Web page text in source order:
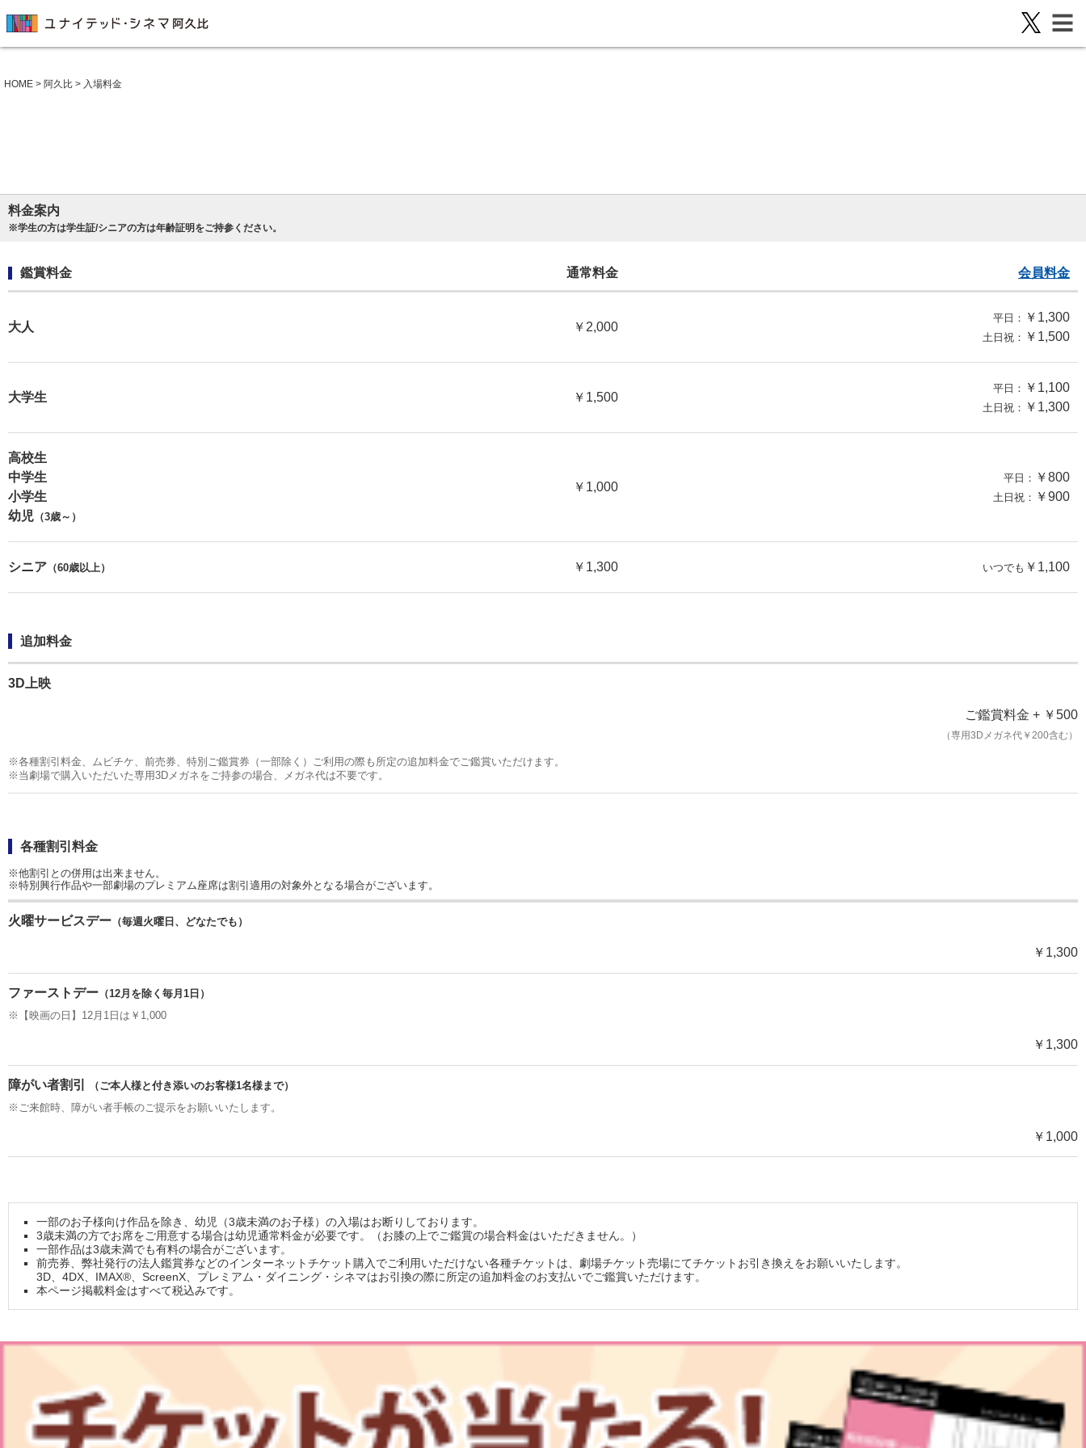
HOME > 阿久比 > 入場料金
料金案内
※学生の方は学生証/シニアの方は年齢証明をご持参ください。
鑑賞料金 通常料金 会員料金
大人 ￥2,000
平日： ￥1,300
土日祝： ￥1,500
大学生 ￥1,500
平日： ￥1,100
土日祝： ￥1,300
高校生
中学生
小学生
幼児 （3歳～）
￥1,000
平日： ￥800
土日祝： ￥900
シニア （60歳以上） ￥1,300 いつでも ￥1,100
追加料金
3D上映
ご鑑賞料金 + ￥500
（専用3Dメガネ代￥200含む）
※各種割引料金、ムビチケ、前売券、特別ご鑑賞券（一部除く）ご利用の際も所定の追加料金でご鑑賞いただけます。
※当劇場で購入いただいた専用3Dメガネをご持参の場合、メガネ代は不要です。
各種割引料金
※他割引との併用は出来ません。
※特別興行作品や一部劇場のプレミアム座席は割引適用の対象外となる場合がございます。
火曜サービスデー （毎週火曜日、どなたでも）
￥1,300
ファーストデー （12月を除く毎月1日）
※【映画の日】12月1日は￥1,000
￥1,300
障がい者割引
（ご本人様と付き添いのお客様1名様まで）
※ご来館時、障がい者手帳のご提示をお願いいたします。
￥1,000
一部のお子様向け作品を除き、幼児（3歳未満のお子様）の入場はお断りしております。
3歳未満の方でお席をご用意する場合は幼児通常料金が必要です。（お膝の上でご鑑賞の場合料金はいただきません。）
一部作品は3歳未満でも有料の場合がございます。
前売券、弊社発行の法人鑑賞券などのインターネットチケット購入でご利用いただけない各種チケットは、劇場チケット売場にてチケットお引き換えをお願いいたします。
3D、4DX、IMAX®、ScreenX、プレミアム・ダイニング・シネマはお引換の際に所定の追加料金のお支払いでご鑑賞いただけます。
本ページ掲載料金はすべて税込みです。